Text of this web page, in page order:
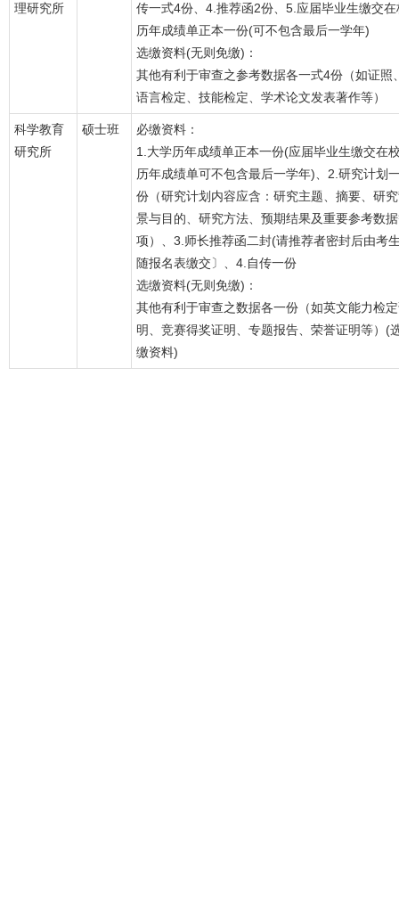
理研究所
传一式4份、4.推荐函2份、5.应届毕业生缴交在
历年成绩单正本一份(可不包含最后一学年)
选缴资料(无则免缴)：
其他有利于审查之参考数据各一式4份（如证照
语言检定、技能检定、学术论文发表著作等）
科学教育
研究所
硕士班
必缴资料：
1.大学历年成绩单正本一份(应届毕业生缴交在
历年成绩单可不包含最后一学年)、2.研究计划
份（研究计划内容应含：研究主题、摘要、研
景与目的、研究方法、预期结果及重要参考数
项）、3.师长推荐函二封(请推荐者密封后由考
随报名表缴交〕、4.自传一份
选缴资料(无则免缴)：
其他有利于审查之数据各一份（如英文能力检
明、竞赛得奖证明、专题报告、荣誉证明等）(
缴资料)